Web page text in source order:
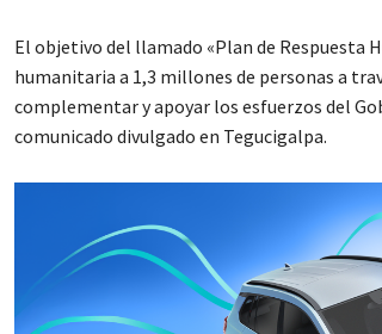
El objetivo del llamado «Plan de Respuesta
humanitaria a 1,3 millones de personas a
complementar y apoyar los esfuerzos del
comunicado divulgado en Tegucigalpa.